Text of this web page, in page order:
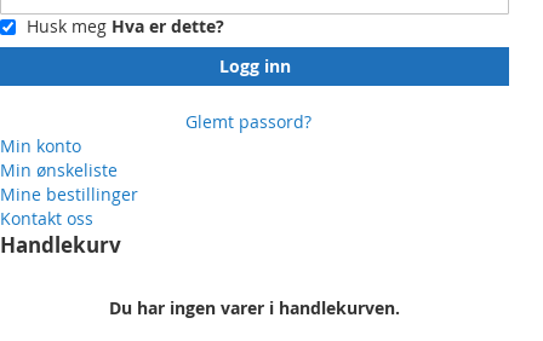
Husk meg Hva er dette?
Logg inn
Glemt passord?
Min konto
Min ønskeliste
Mine bestillinger
Kontakt oss
Handlekurv
Du har ingen varer i handlekurven.